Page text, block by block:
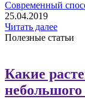
Современный
25.04.2019
Читать далее
Полезные статьи
Какие
небольшого